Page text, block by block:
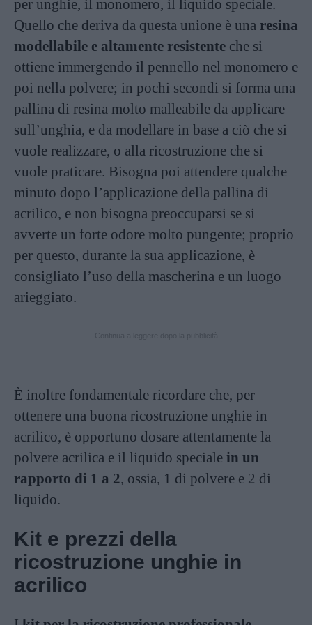
per unghie, il monomero, il liquido speciale.
Quello che deriva da questa unione è una resina
modellabile e altamente resistente che si
ottiene immergendo il pennello nel monomero e
poi nella polvere; in pochi secondi si forma una
pallina di resina molto malleabile da applicare
sull’unghia, e da modellare in base a ciò che si
vuole realizzare, o alla ricostruzione che si
vuole praticare. Bisogna poi attendere qualche
minuto dopo l’applicazione della pallina di
acrilico, e non bisogna preoccuparsi se si
avverte un forte odore molto pungente; proprio
per questo, durante la sua applicazione, è
consigliato l’uso della mascherina e un luogo
arieggiato.
È inoltre fondamentale ricordare che, per
ottenere una buona ricostruzione unghie in
acrilico, è opportuno dosare attentamente la
polvere acrilica e il liquido speciale in un
rapporto di 1 a 2, ossia, 1 di polvere e 2 di
liquido.
Kit e prezzi della
ricostruzione unghie in
acrilico